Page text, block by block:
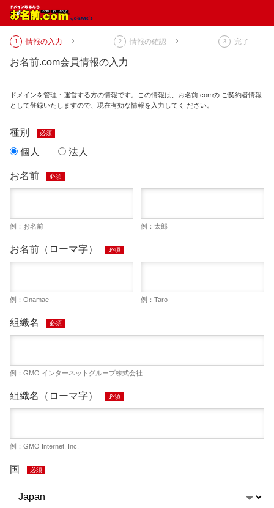
情報の入力 情報の確認 完了
お名前.com会員情報の入力
ドメインを管理・運営する方の情報です。この情報は、お名前.comの ご契約者情報
として登録いたしますので、現在有効な情報を入力してく ださい。
種別 必須
個人 法人
お名前 必須
例：お名前 例：太郎
お名前（ローマ字） 必須
例：Onamae 例：Taro
組織名 必須
例：GMO インターネットグループ株式会社
組織名（ローマ字） 必須
例：GMO Internet, Inc.
国 必須